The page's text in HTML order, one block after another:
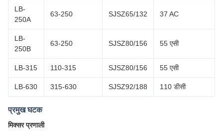
LB-
250A
63-250 SJSZ65/132 37 AC
LB-
250B
63-250 SJSZ80/156 55 एसी
LB-315 110-315 SJSZ80/156 55 एसी
LB-630 315-630 SJSZ92/188 110 डीसी
प्रमुख घटक
मिक्सर प्रणाली